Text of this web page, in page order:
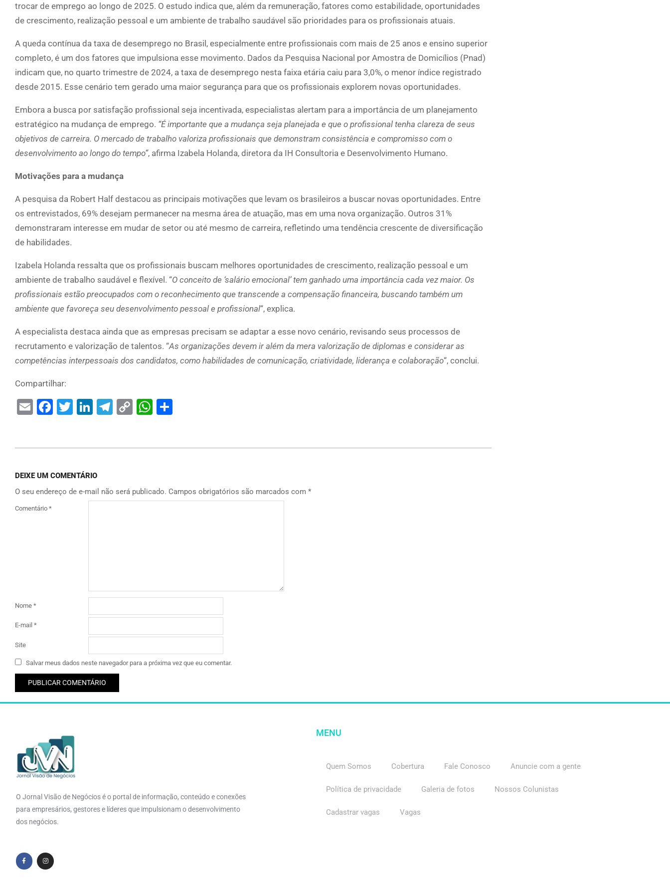
trocar de emprego ao longo de 2025. O estudo indica que, além da remuneração, fatores como estabilidade, oportunidades
de crescimento, realização pessoal e um ambiente de trabalho saudável são prioridades para os profissionais atuais.
A queda contínua da taxa de desemprego no Brasil, especialmente entre profissionais com mais de 25 anos e ensino superior
completo, é um dos fatores que impulsiona esse movimento. Dados da Pesquisa Nacional por Amostra de Domicílios (Pnad)
indicam que, no quarto trimestre de 2024, a taxa de desemprego nesta faixa etária caiu para 3,0%, o menor índice registrado
desde 2015. Esse cenário tem gerado uma maior segurança para que os profissionais explorem novas oportunidades.
Embora a busca por satisfação profissional seja incentivada, especialistas alertam para a importância de um planejamento
estratégico na mudança de emprego. “É importante que a mudança seja planejada e que o profissional tenha clareza de seus
objetivos de carreira. O mercado de trabalho valoriza profissionais que demonstram consistência e compromisso com o
desenvolvimento ao longo do tempo”, afirma Izabela Holanda, diretora da IH Consultoria e Desenvolvimento Humano.
Motivações para a mudança
A pesquisa da Robert Half destacou as principais motivações que levam os brasileiros a buscar novas oportunidades. Entre
os entrevistados, 69% desejam permanecer na mesma área de atuação, mas em uma nova organização. Outros 31%
demonstraram interesse em mudar de setor ou até mesmo de carreira, refletindo uma tendência crescente de diversificação
de habilidades.
Izabela Holanda ressalta que os profissionais buscam melhores oportunidades de crescimento, realização pessoal e um
ambiente de trabalho saudável e flexível. “O conceito de ‘salário emocional’ tem ganhado uma importância cada vez maior. Os
profissionais estão preocupados com o reconhecimento que transcende a compensação financeira, buscando também um
ambiente que favoreça seu desenvolvimento pessoal e profissional“, explica.
A especialista destaca ainda que as empresas precisam se adaptar a esse novo cenário, revisando seus processos de
recrutamento e valorização de talentos. “As organizações devem ir além da mera valorização de diplomas e considerar as
competências interpessoais dos candidatos, como habilidades de comunicação, criatividade, liderança e colaboração“, conclui.
Compartilhar:
EmailFacebook
Twitter
LinkedIn
Telegram
CopyWhatsApp
DEIXE UM COMENTÁRIO
O seu endereço de e-mail não será publicado. Campos obrigatórios são marcados com *
Comentário *
Nome *
E-mail *
Site
Salvar meus dados neste navegador para a próxima vez que eu comentar.
O Jornal Visão de Negócios é o portal de informação, conteúdo e conexões
para empresários, gestores e líderes que impulsionam o desenvolvimento
dos negócios.
MENU
Quem Somos Cobertura Fale Conosco Anuncie com a gente
Política de privacidade Galeria de fotos Nossos Colunistas
Cadastrar vagas Vagas